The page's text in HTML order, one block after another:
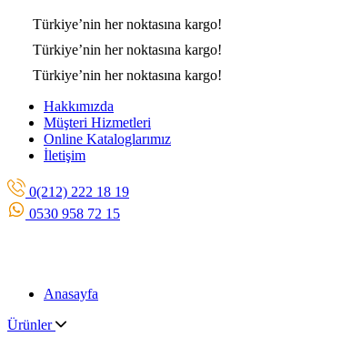
Türkiye’nin her noktasına kargo!
Türkiye’nin her noktasına kargo!
Türkiye’nin her noktasına kargo!
Hakkımızda
Müşteri Hizmetleri
Online Kataloglarımız
İletişim
0(212) 222 18 19
0530 958 72 15
Anasayfa
Ürünler